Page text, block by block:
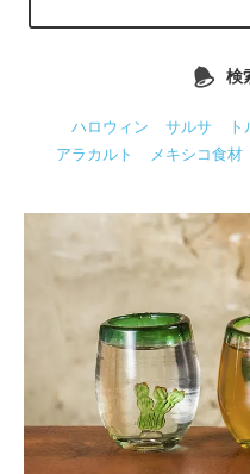
検
ハロウィン サルサ
アラカルト
メキシコ食材